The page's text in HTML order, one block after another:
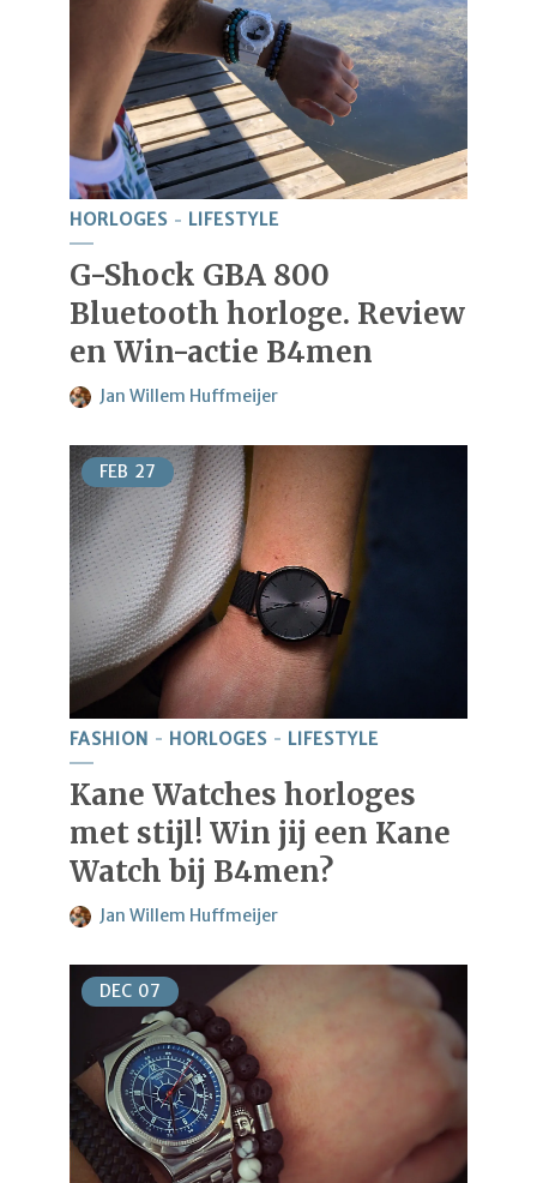
HORLOGES LIFESTYLE
G-Shock GBA 800
Bluetooth horloge. Review
en Win-actie B4men
Jan Willem Huffmeijer
FEB 27
FASHION HORLOGES LIFESTYLE
Kane Watches horloges
met stijl! Win jij een Kane
Watch bij B4men?
Jan Willem Huffmeijer
DEC 07